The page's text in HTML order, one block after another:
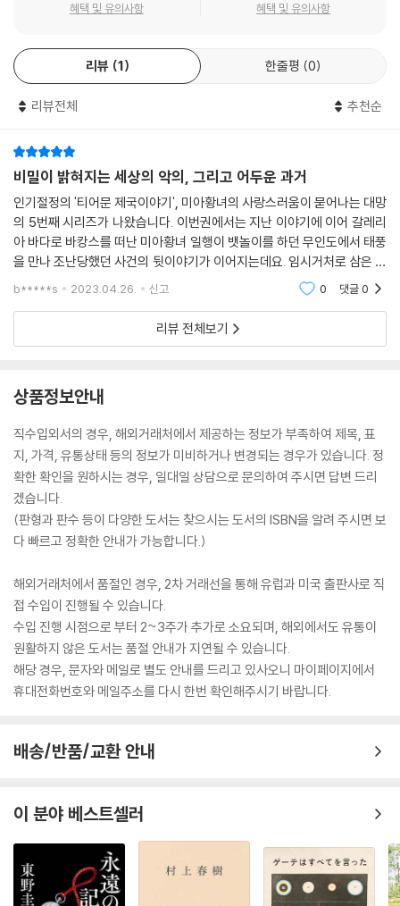
혜택 및 유의사항 혜택 및 유의사항
리뷰 1 한줄평 0
리뷰전체 추천순
비밀이 밝혀지는 세상의 악의, 그리고 어두운 과거
인기절정의 '티어문 제국이야기', 미아황녀의 사랑스러움이 묻어나는 대망
의 5번째 시리즈가 나왔습니다. 이번권에서는 지난 이야기에 이어 갈레리
아 바다로 바캉스를 떠난 미아황녀 일행이 뱃놀이를 하던 무인도에서 태풍
을 만나 조난당했던 사건의 뒷이야기가 이어지는데요. 임시거처로 삼은 동
굴안쪽에서 불의의 사고로 돌아올수 없게된 에메랄다 공작 영애를 찾기 위
b*****s 2023.04.26. 신고 0 댓글0
리뷰 전체보기
상품정보안내
직수입외서의 경우, 해외거래처에서 제공하는 정보가 부족하여 제목, 표
지, 가격, 유통상태 등의 정보가 미비하거나 변경되는 경우가 있습니다. 정
확한 확인을 원하시는 경우, 일대일 상담으로 문의하여 주시면 답변 드리
겠습니다.
(판형과 판수 등이 다양한 도서는 찾으시는 도서의 ISBN을 알려 주시면 보
다 빠르고 정확한 안내가 가능합니다.)
해외거래처에서 품절인 경우, 2차 거래선을 통해 유럽과 미국 출판사로 직
접 수입이 진행될 수 있습니다.
수입 진행 시점으로 부터 2~3주가 추가로 소요되며, 해외에서도 유통이
원활하지 않은 도서는 품절 안내가 지연될 수 있습니다.
해당 경우, 문자와 메일로 별도 안내를 드리고 있사오니 마이페이지에서
휴대전화번호와 메일주소를 다시 한번 확인해주시기 바랍니다.
배송/반품/교환 안내
이 분야 베스트셀러